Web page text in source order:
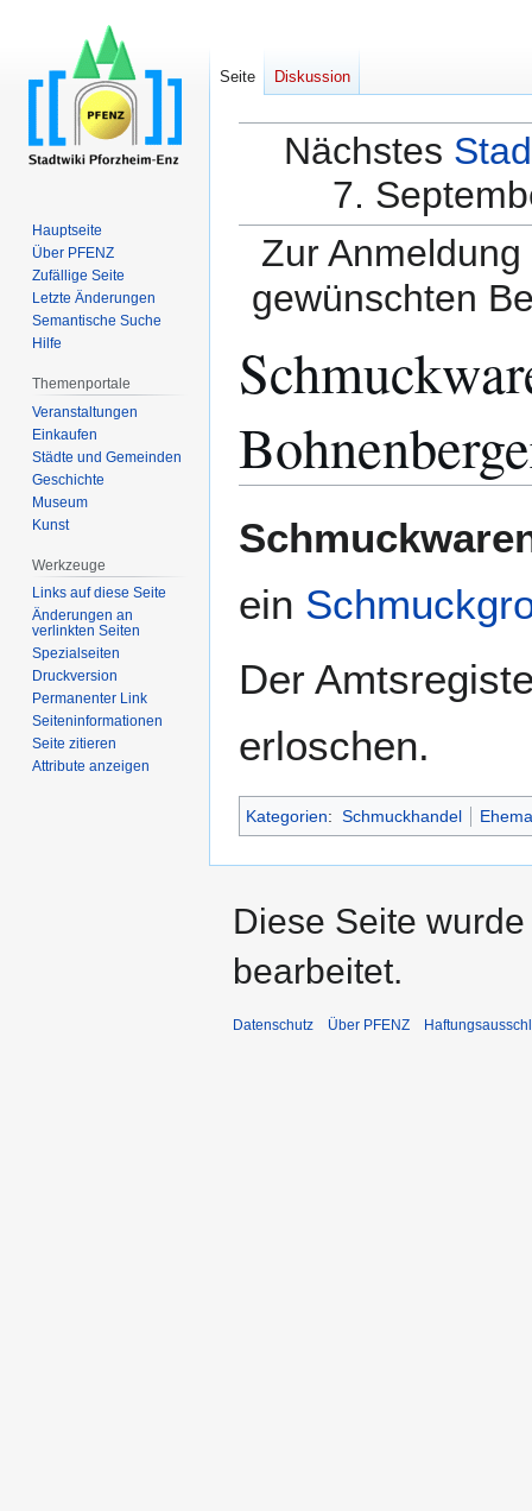
Nächstes
7.
Zur
gewünschten
Navigation
Suche
ein
Der
erloschen.
Kategorien: Schmuckhandel
Seite Diskussion
Hauptseite
Über PFENZ
Zufällige Seite
Letzte Änderungen
Semantische Suche
Hilfe
Themenportale
Veranstaltungen
Einkaufen
Städte und Gemeinden
Geschichte
Museum
Kunst
Werkzeuge
Links auf diese Seite
Änderungen an
verlinkten Seiten
Spezialseiten
Druckversion
Permanenter Link
Seiten­­informationen
Seite zitieren
Attribute anzeigen
Diese Seite
bearbeitet.
Datenschutz Über PFENZ